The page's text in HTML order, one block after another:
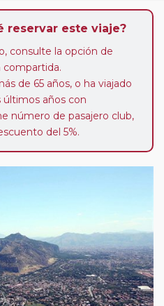
reservar este viaje?
consulte la opción de
compartida.
de 65 años, o ha viajado
últimos años con
número de pasajero club,
del 5%.